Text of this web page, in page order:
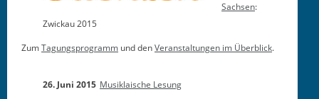
Sachsen:
Zwickau 2015
ZumTagung­spro­gramm und denVer­anstal­tun­gen im Überblick.
26. Juni 2015 Musiklaische Lesung